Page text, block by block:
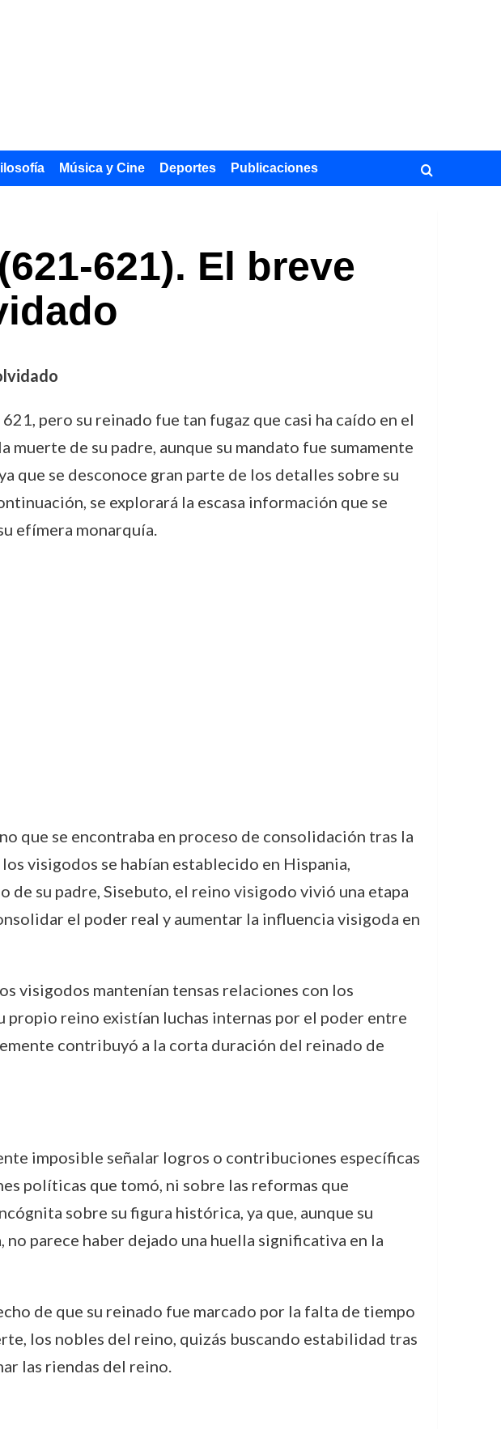
Música y Cine Deportes Publicaciones
621). El breve
pero su reinado fue tan fugaz que casi ha caído en el
de su padre, aunque su mandato fue sumamente
que se desconoce gran parte de los detalles sobre su
se explorará la escasa información que se
efímera monarquía.
que se encontraba en proceso de consolidación tras la
visigodos se habían establecido en Hispania,
su padre, Sisebuto, el reino visigodo vivió una etapa
el poder real y aumentar la influencia visigoda en
visigodos mantenían tensas relaciones con los
propio reino existían luchas internas por el poder entre
contribuyó a la corta duración del reinado de
imposible señalar logros o contribuciones específicas
políticas que tomó, ni sobre las reformas que
sobre su figura histórica, ya que, aunque su
parece haber dejado una huella significativa en la
de que su reinado fue marcado por la falta de tiempo
los nobles del reino, quizás buscando estabilidad tras
las riendas del reino.